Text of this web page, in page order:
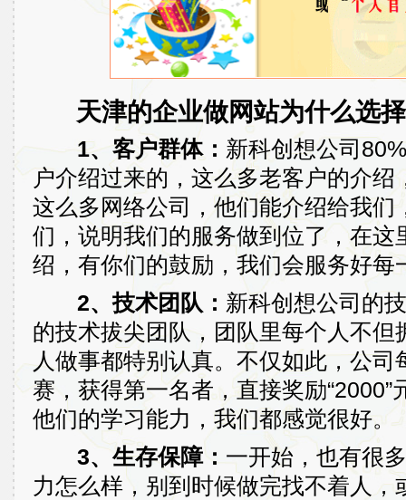
天津的企业做网站为什么选择
1、客户群体： 新科创想公司
户介绍过来的，这么多老客户的介
这么多网络公司，他们能介绍给我们
们，说明我们的服务做到位了，在这
绍，有你们的鼓励，我们会服务好每
2、技术团队： 新科创想公司的
的技术拔尖团队，团队里每个人不
人做事都特别认真。不仅如此，公
赛，获得第一名者，直接奖励
他们的学习能力，我们都感觉很好。
3、生存保障： 一开始，也有很
力怎么样，别到时候做完找不着人